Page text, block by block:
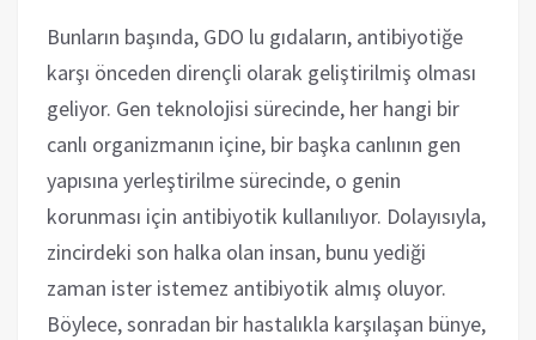
Bunların başında, GDO lu gıdaların, antibiyotiğe
karşı önceden dirençli olarak geliştirilmiş olması
geliyor. Gen teknolojisi sürecinde, her hangi bir
canlı organizmanın içine, bir başka canlının gen
yapısına yerleştirilme sürecinde, o genin
korunması için antibiyotik kullanılıyor. Dolayısıyla,
zincirdeki son halka olan insan, bunu yediği
zaman ister istemez antibiyotik almış oluyor.
Böylece, sonradan bir hastalıkla karşılaşan bünye,